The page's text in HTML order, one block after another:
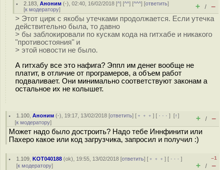
2.183 ,Аноним (-), 02:40, 16/02/2018 [^] [^^] [^^^] [ответить]
[к модератору] + / –
> Этот цирк с якобы утечками продолжается. Если утечка
действительно была, то давно
> бы заблокировали по кускам кода на гитхабе и никакого
"противостояния" и
> этой новости не было.
А гитхабу все это нафига? Эппл им денег вообще не
платит, в отличие от програмеров, а объем работ
подваливает. Они минимально соответствуют законам а
остальное их не колышет.
1.100 ,Аноним (-), 19:17, 13/02/2018 [ответить] [ ﹢﹢﹢] [ · · ·][↑]
[к модератору] + / –
Может надо было достроить? Надо тебе Иннфинити или
Пахеро какое или код загрузчика, запросил и получил :)
1.109 ,KOT040188 (ok), 19:55, 13/02/2018 [ответить] [ ﹢﹢﹢] [ · · ·]
[к модератору]
–1
+ / –